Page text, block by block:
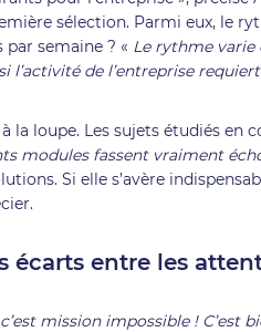
sélection. Parmi eux, le
semaine ? « Le rythme varie
de l’entreprise
la loupe. Les sujets étudiés en
modules fassent vraiment
Si elle s’avère
écarts entre les
mission impossible ! C’est